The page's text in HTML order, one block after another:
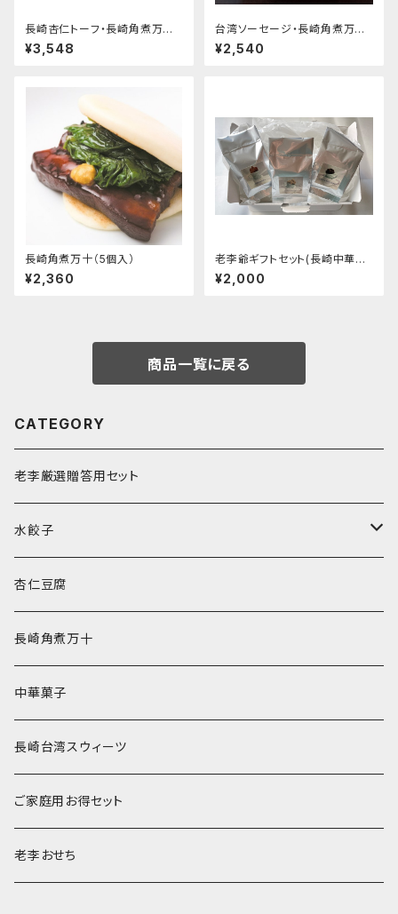
長崎杏仁トーフ・長崎角煮万十
セット
¥3,548
台湾ソーセージ・長崎角煮万十
セット
¥2,540
長崎角煮万十（5個入）
¥2,360
老李爺ギフトセット(長崎中華菓
子)
¥2,000
商品一覧に戻る
CATEGORY
老李厳選贈答用セット
水餃子
水餃子２種セット
杏仁豆腐
長崎角煮万十
中華菓子
長崎台湾スウィーツ
ご家庭用お得セット
老李おせち